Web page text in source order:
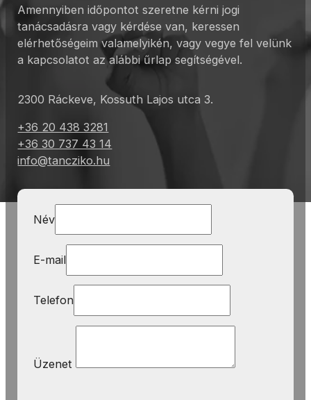
Amennyiben időpontot szeretne kérni jogi
tanácsadásra vagy kérdése van, keressen
elérhetőségeim valamelyikén, vagy vegye fel velünk
a kapcsolatot az alábbi űrlap segítségével.
2300 Ráckeve, Kossuth Lajos utca 3.
+36 20 438 3281
+36 30 737 43 14
info@tancziko.hu
Név
E-mail
Telefon
Üzenet